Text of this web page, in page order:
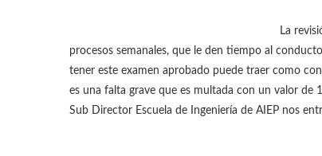
La
procesos semanales, que le den tiempo al
tener este examen aprobado puede traer como
es una falta grave que es multada con un valor de
Sub Director Escuela de Ingeniería de AIEP nos